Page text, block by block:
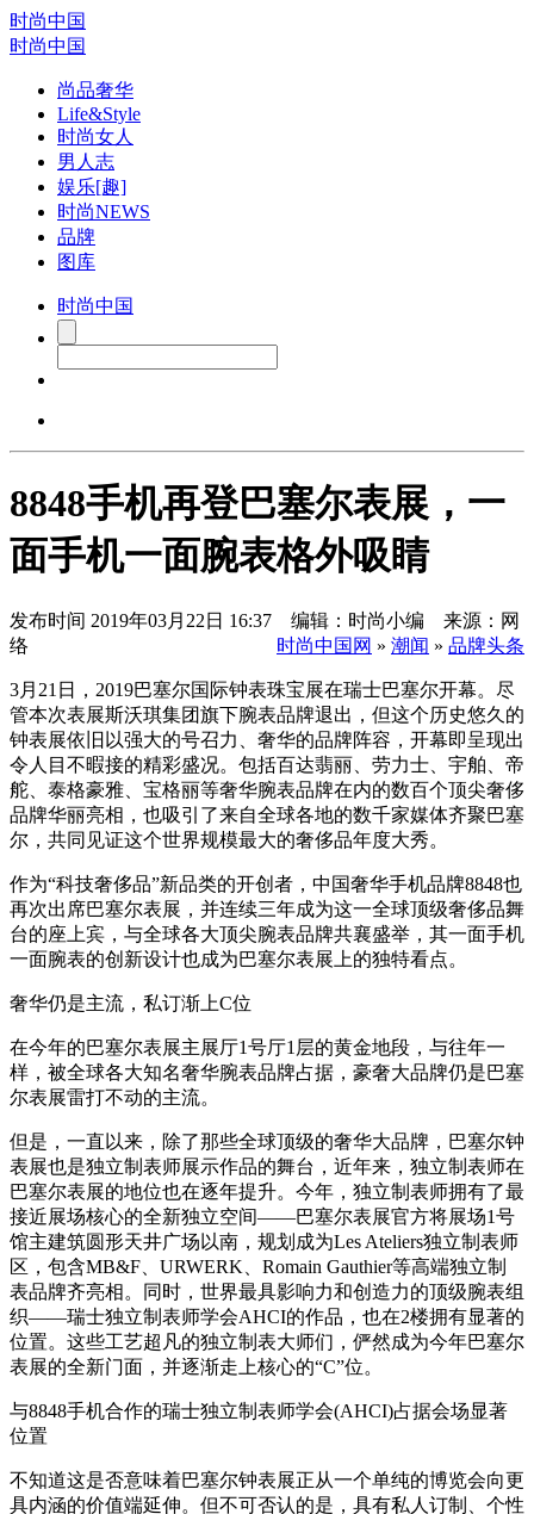
时尚中国
时尚中国
尚品奢华
Life&Style
时尚女人
男人志
娱乐[趣]
时尚NEWS
品牌
图库
时尚中国
8848手机再登巴塞尔表展，一
面手机一面腕表格外吸睛
发布时间 2019年03月22日 16:37 编辑：时尚小编 来源：网
络
时尚中国网 » 潮闻 » 品牌头条
3月21日，2019巴塞尔国际钟表珠宝展在瑞士巴塞尔开幕。尽
管本次表展斯沃琪集团旗下腕表品牌退出，但这个历史悠久的
钟表展依旧以强大的号召力、奢华的品牌阵容，开幕即呈现出
令人目不暇接的精彩盛况。包括百达翡丽、劳力士、宇舶、帝
舵、泰格豪雅、宝格丽等奢华腕表品牌在内的数百个顶尖奢侈
品牌华丽亮相，也吸引了来自全球各地的数千家媒体齐聚巴塞
尔，共同见证这个世界规模最大的奢侈品年度大秀。
作为“科技奢侈品”新品类的开创者，中国奢华手机品牌8848也
再次出席巴塞尔表展，并连续三年成为这一全球顶级奢侈品舞
台的座上宾，与全球各大顶尖腕表品牌共襄盛举，其一面手机
一面腕表的创新设计也成为巴塞尔表展上的独特看点。
奢华仍是主流，私订渐上C位
在今年的巴塞尔表展主展厅1号厅1层的黄金地段，与往年一
样，被全球各大知名奢华腕表品牌占据，豪奢大品牌仍是巴塞
尔表展雷打不动的主流。
但是，一直以来，除了那些全球顶级的奢华大品牌，巴塞尔钟
表展也是独立制表师展示作品的舞台，近年来，独立制表师在
巴塞尔表展的地位也在逐年提升。今年，独立制表师拥有了最
接近展场核心的全新独立空间——巴塞尔表展官方将展场1号
馆主建筑圆形天井广场以南，规划成为Les Ateliers独立制表师
区，包含MB&F、URWERK、Romain Gauthier等高端独立制
表品牌齐亮相。同时，世界最具影响力和创造力的顶级腕表组
织——瑞士独立制表师学会AHCI的作品，也在2楼拥有显著的
位置。这些工艺超凡的独立制表大师们，俨然成为今年巴塞尔
表展的全新门面，并逐渐走上核心的“C”位。
与8848手机合作的瑞士独立制表师学会(AHCI)占据会场显著
位置
不知道这是否意味着巴塞尔钟表展正从一个单纯的博览会向更
具内涵的价值端延伸。但不可否认的是，具有私人订制、个性